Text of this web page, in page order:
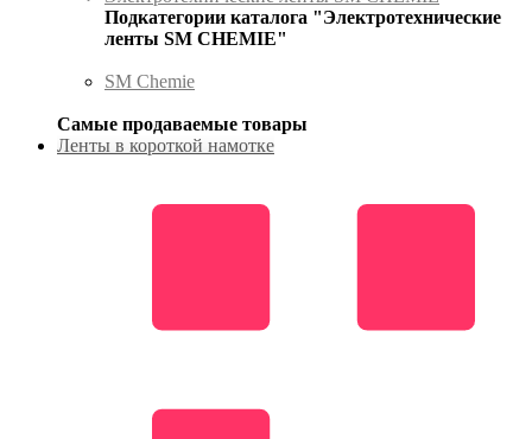
Подкатегории каталога "Электротехнические
ленты SM CHEMIE"
SM Chemie
Самые продаваемые товары
Ленты в короткой намотке